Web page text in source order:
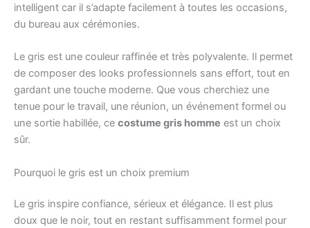
intelligent car il s’adapte facilement à toutes les occasions,
du bureau aux cérémonies.
Le gris est une couleur raffinée et très polyvalente. Il permet
de composer des looks professionnels sans effort, tout en
gardant une touche moderne. Que vous cherchiez une
tenue pour le travail, une réunion, un événement formel ou
une sortie habillée, ce costume gris homme est un choix
sûr.
Pourquoi le gris est un choix premium
Le gris inspire confiance, sérieux et élégance. Il est plus
doux que le noir, tout en restant suffisamment formel pour